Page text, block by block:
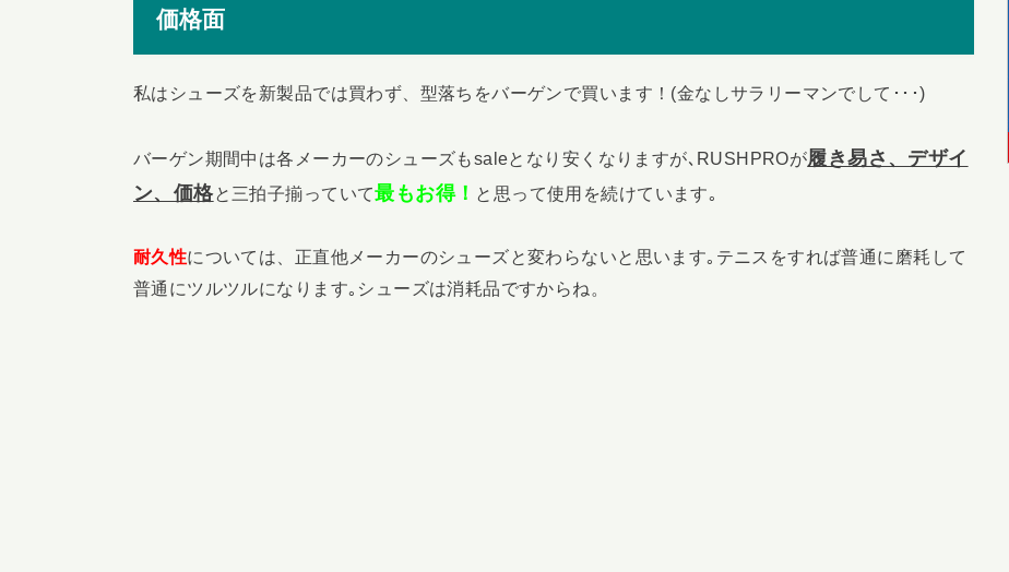
価格面
私はシューズを新製品では買わず、型落ちをバーゲンで買います！(金なしサラリーマンでして･･･)
バーゲン期間中は各メーカーのシューズもsaleとなり安くなりますが､RUSHPROが履き易さ、デザイ
ン、価格と三拍子揃っていて最もお得！ と思って使用を続けています｡
耐久性については、正直他メーカーのシューズと変わらないと思います｡テニスをすれば普通に磨耗して
普通にツルツルになります｡シューズは消耗品ですからね。